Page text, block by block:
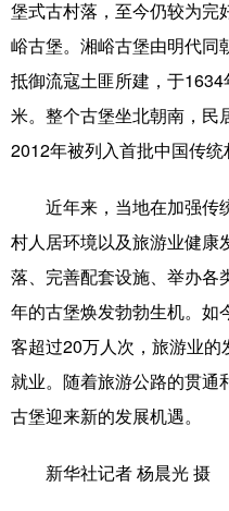
广东 广西
四川 贵州
陕西 甘肃
新疆 内蒙古
多语种频道
English Español
Русский язык
堡式古村落，至今仍较为
峪古堡。湘峪古堡由明代同
抵御流寇土匪所建，于
米。整个古堡坐北朝南，民
2012年被列入首批中国传统
近年来，当地在加强传
村人居环境以及旅游业健康
落、完善配套设施、举办各
年的古堡焕发勃勃生机。如
客超过20万人次，旅游业的
就业。随着旅游公路的贯通
古堡迎来新的发展机遇。
新华社记者 杨晨光 摄